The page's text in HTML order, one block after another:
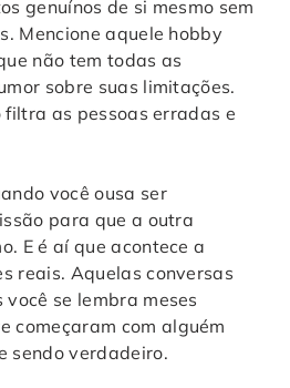
genuínos de si mesmo sem
Mencione aquele hobby
não tem todas as
sobre suas limitações.
filtra as pessoas erradas e
você ousa ser
para que a outra
E é aí que acontece a
reais. Aquelas conversas
se lembra meses
começaram com alguém
sendo verdadeiro.